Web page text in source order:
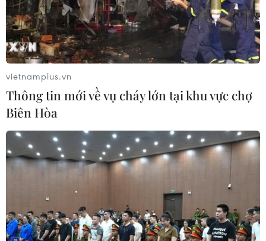
cho các nỗ lực tại Aleppo
21/11/2016 04:22
Liên hợp quốc cảnh báo "thời gian sắp hết" cho các nỗ
lực nhằm tránh thảm họa nhân đạo tại Aleppo của
Syria, trong bối cảnh các cuộc giao tranh tại đây gia
tăng không ngừng.
vietnamplus.vn
Thông tin mới về vụ cháy lớn tại khu vực chợ
Biên Hòa